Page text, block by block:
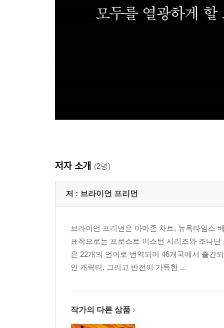
저자 소개 (2명)
저 : 브라이언 프리먼
브라이언 프리먼은 아마존 차트, 뉴욕타임스
표작으로는 프로스트 이스턴 시리즈와 조나
은 22개의 언어로 번역되어 46개국에서 출간
인 캐릭터, 그리고 반전이 가득한 ...
작가의 다른 상품